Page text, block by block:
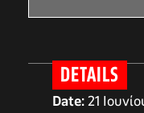
DETAILS
Date:21